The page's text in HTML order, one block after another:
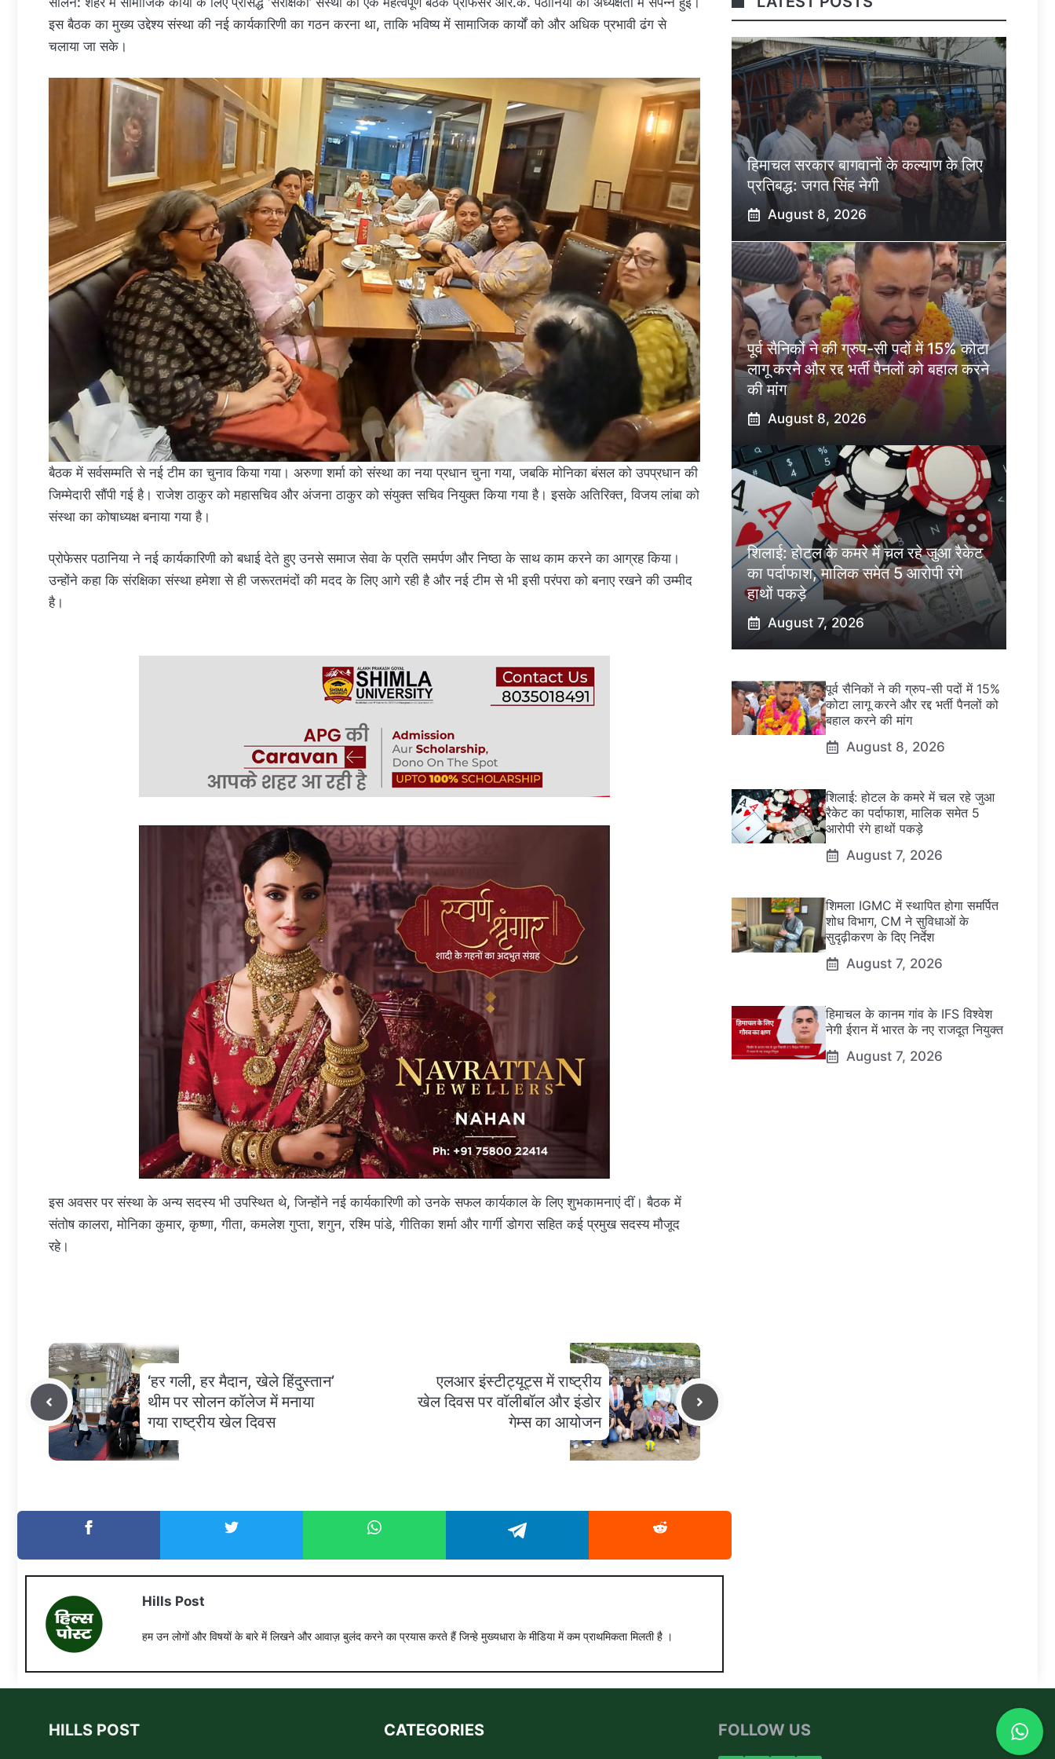
इस बैठक का मुख्य उद्देश्य संस्था की नई कार्यकारिणी का गठन करना था, ताकि भविष्य में सामाजिक कार्यों को और अधिक प्रभावी ढंग से
चलाया जा सके।
बैठक में सर्वसम्मति से नई टीम का चुनाव किया गया। अरुणा शर्मा को संस्था का नया प्रधान चुना गया, जबकि मोनिका बंसल को उपप्रधान की
जिम्मेदारी सौंपी गई है। राजेश ठाकुर को महासचिव और अंजना ठाकुर को संयुक्त सचिव नियुक्त किया गया है। इसके अतिरिक्त, विजय लांबा को
संस्था का कोषाध्यक्ष बनाया गया है।
प्रोफेसर पठानिया ने नई कार्यकारिणी को बधाई देते हुए उनसे समाज सेवा के प्रति समर्पण और निष्ठा के साथ काम करने का आग्रह किया।
उन्होंने कहा कि संरक्षिका संस्था हमेशा से ही जरूरतमंदों की मदद के लिए आगे रही है और नई टीम से भी इसी परंपरा को बनाए रखने की उम्मीद
है।
इस अवसर पर संस्था के अन्य सदस्य भी उपस्थित थे, जिन्होंने नई कार्यकारिणी को उनके सफल कार्यकाल के लिए शुभकामनाएं दीं। बैठक में
संतोष कालरा, मोनिका कुमार, कृष्णा, गीता, कमलेश गुप्ता, शगुन, रश्मि पांडे, गीतिका शर्मा और गार्गी डोगरा सहित कई प्रमुख सदस्य मौजूद
रहे।
‘हर गली, हर मैदान, खेले हिंदुस्तान’
थीम पर सोलन कॉलेज में मनाया
गया राष्ट्रीय खेल दिवस
एलआर इंस्टीट्यूट्स में राष्ट्रीय
खेल दिवस पर वॉलीबॉल और इंडोर
गेम्स का आयोजन
Hills Post
हम उन लोगों और विषयों के बारे में लिखने और आवाज़ बुलंद करने का प्रयास करते हैं जिन्हे मुख्यधारा के मीडिया में कम प्राथमिकता मिलती है ।
हिमाचल सरकार बागवानों के कल्याण के लिए
प्रतिबद्ध: जगत सिंह नेगी
August 8, 2026
पूर्व सैनिकों ने की ग्रुप-सी पदों में 15% कोटा
लागू करने और रद्द भर्ती पैनलों को बहाल करने
की मांग
August 8, 2026
शिलाई: होटल के कमरे में चल रहे जुआ रैकेट
का पर्दाफाश, मालिक समेत 5 आरोपी रंगे
हाथों पकड़े
August 7, 2026
पूर्व सैनिकों ने की ग्रुप-सी पदों में 15%
कोटा लागू करने और रद्द भर्ती पैनलों को
बहाल करने की मांग
August 8, 2026
शिलाई: होटल के कमरे में चल रहे जुआ
रैकेट का पर्दाफाश, मालिक समेत 5
आरोपी रंगे हाथों पकड़े
August 7, 2026
शिमला IGMC में स्थापित होगा समर्पित
शोध विभाग, CM ने सुविधाओं के
सुदृढ़ीकरण के दिए निर्देश
August 7, 2026
हिमाचल के कानम गांव के IFS विश्वेश
नेगी ईरान में भारत के नए राजदूत नियुक्त
August 7, 2026
HILLS POST CATEGORIES FOLLOW US